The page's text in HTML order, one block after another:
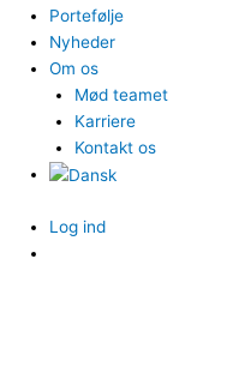
Portefølje
Nyheder
Om os
Mød teamet
Karriere
Kontakt os
Log ind